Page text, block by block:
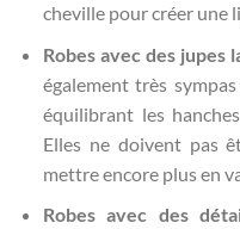
cheville pour créer une
Robes avec des jupes
également très
équilibrant les
Elles ne doivent pas
mettre encore plus en
Robes avec des